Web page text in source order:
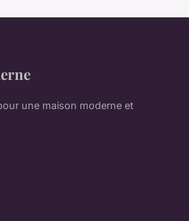
une maison moderne et